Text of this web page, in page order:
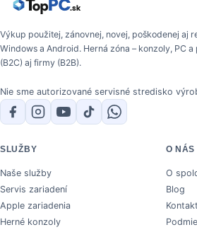
Výkup použitej, zánovnej, novej, poškodenej aj
Windows a Android. Herná zóna – konzoly, PC
(B2C) aj firmy (B2B).
Nie sme autorizované servisné stredisko
SLUŽBY
Naše služby
Servis zariadení
Apple zariadenia
Herné konzoly
O NÁS
O
Blog
Kontakt